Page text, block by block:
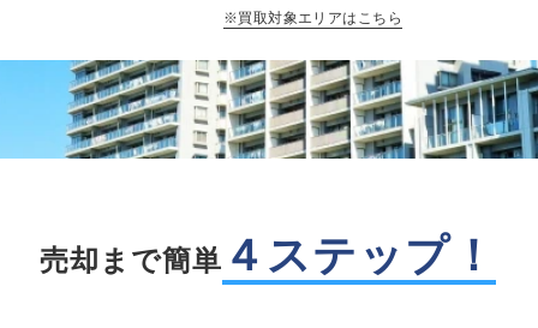
※買取対象エリアはこちら
売却まで簡単 ４ステップ！